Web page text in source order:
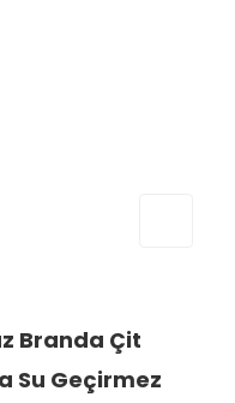
Branda Çit
Su Geçirmez